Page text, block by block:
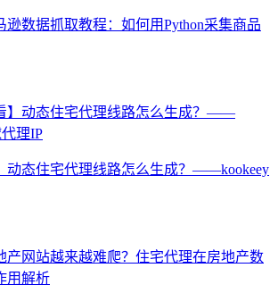
逊数据抓取教程：如何用Python采集商品
动态住宅代理线路怎么生成？——kookeey